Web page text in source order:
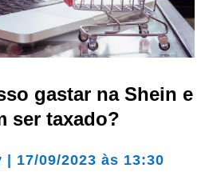
gastar na Shein e
ser taxado?
17/09/2023 às 13:30